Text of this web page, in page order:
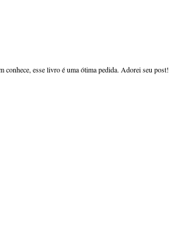
esse livro é uma ótima pedida. Adorei seu post!